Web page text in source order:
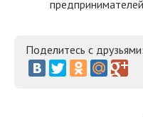
Поделитесь с друзьями: